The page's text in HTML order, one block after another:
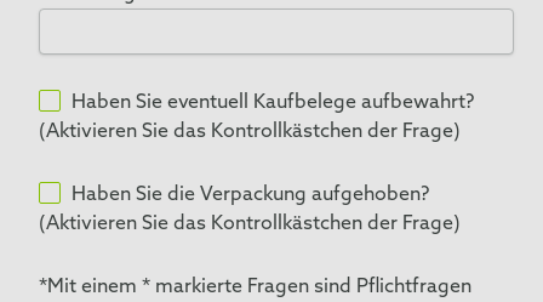
⁣⁢Haben Sie eventuell Kaufbelege aufbewahrt?
(Aktivieren Sie das Kontrollkästchen der Frage)
Haben Sie die Verpackung aufgehoben?
(Aktivieren Sie das Kontrollkästchen der Frage)
*Mit einem * markierte Fragen sind Pflichtfragen